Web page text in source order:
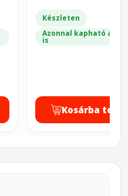
Készleten
Azonnal kapható a
is
Kosárba